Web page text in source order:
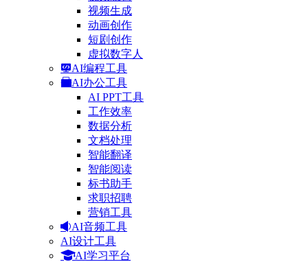
视频生成
动画创作
短剧创作
虚拟数字人
AI编程工具
AI办公工具
AI PPT工具
工作效率
数据分析
文档处理
智能翻译
智能阅读
标书助手
求职招聘
营销工具
AI音频工具
AI设计工具
AI学习平台